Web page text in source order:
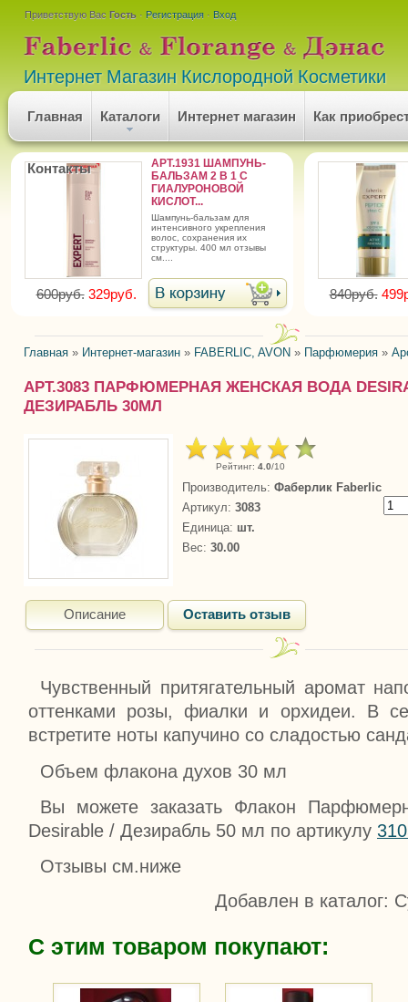
Приветствую Вас Гость · Регистрация · Вход
Интернет Магазин Кислородной Косметики
Главная Каталоги Интернет магазин Как
Контакты
АРТ.1931 ШАМПУНЬ-
БАЛЬЗАМ 2 В 1 С
ГИАЛУРОНОВОЙ
КИСЛОТ...
шампунь-бальзам для
интенсивного укрепления
волос, сохранения их
структуры. 400 мл отзывы
см....
600руб. 329руб. 840руб.
Главная » Интернет-магазин » FABERLIC, AVON » Парфюмерия »
АРТ.3083 ПАРФЮМЕРНАЯ ЖЕНСКАЯ ВОДА
ДЕЗИРАБЛЬ 30МЛ
Рейтинг: 4.0/10
Производитель: Фаберлик Faberlic
Артикул: 3083
Единица: шт.
Вес: 30.00
Описание Оставить отзыв
Чувственный притягательный аромат
оттенками розы, фиалки и орхидеи. В
встретите ноты капучино со сладостью
Объем флакона духов 30 мл
Вы можете заказать Флакон
Desirable / Дезирабль 50 мл по артикулу
Отзывы см.ниже
Добавлен в каталог:
С этим товаром покупают: